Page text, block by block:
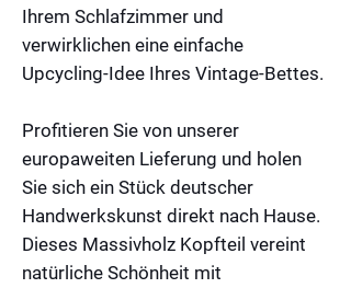
Ihrem Schlafzimmer und
verwirklichen eine einfache
Upcycling-Idee Ihres Vintage-Bettes.
Profitieren Sie von unserer
europaweiten Lieferung und holen
Sie sich ein Stück deutscher
Handwerkskunst direkt nach Hause.
Dieses Massivholz Kopfteil vereint
natürliche Schönheit mit